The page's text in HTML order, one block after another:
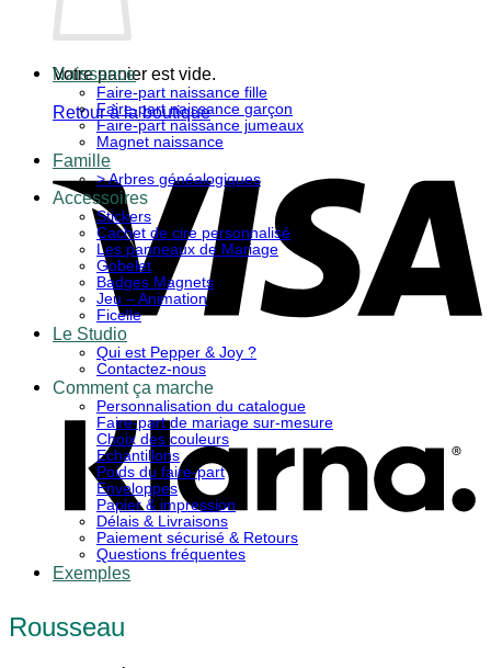
Votre panier est vide.
Retour à la boutique
Naissance
Faire-part naissance fille
Faire-part naissance garçon
Faire-part naissance jumeaux
Magnet naissance
Famille
> Arbres généalogiques
Accessoires
Stickers
Cachet de cire personnalisé
Les panneaux de Mariage
Gobelet
Badges Magnets
Jeu – Animation
Ficelle
Le Studio
Qui est Pepper & Joy ?
Contactez-nous
Comment ça marche
Personnalisation du catalogue
Faire-part de mariage sur-mesure
Choix des couleurs
Echantillons
Poids du faire-part
Enveloppes
Papier & impression
Délais & Livraisons
Paiement sécurisé & Retours
Questions fréquentes
Exemples
Rousseau